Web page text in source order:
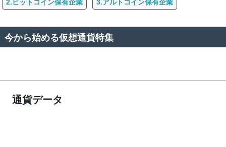
2.ビットコイン保有企業 3.アルトコイン保有企業
今から始める仮想通貨特集
通貨データ